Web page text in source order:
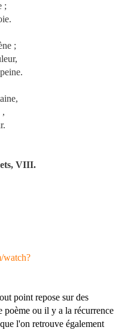
;
;
,
VIII.
watch?
point repose sur des
poème ou il y a la récurrence
l'on retrouve également